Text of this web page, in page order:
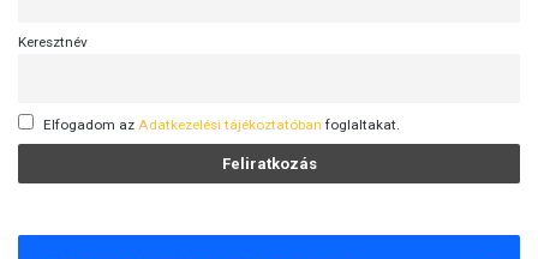
Keresztnév
Elfogadom az Adatkezelési tájékoztatóban foglaltakat.